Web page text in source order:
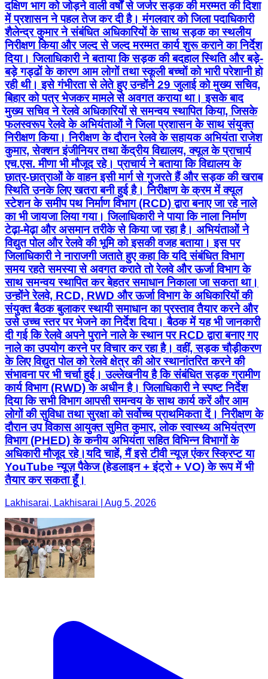
दक्षिण भाग को जोड़ने वाली वर्षों से जर्जर सड़क की मरम्मत की दिशा
में प्रशासन ने पहल तेज कर दी है। मंगलवार को जिला पदाधिकारी
शैलेन्द्र कुमार ने संबंधित अधिकारियों के साथ सड़क का स्थलीय
निरीक्षण किया और जल्द से जल्द मरम्मत कार्य शुरू कराने का निर्देश
दिया। जिलाधिकारी ने बताया कि सड़क की बदहाल स्थिति और बड़े-
बड़े गड्ढों के कारण आम लोगों तथा स्कूली बच्चों को भारी परेशानी हो
रही थी। इसे गंभीरता से लेते हुए उन्होंने 29 जुलाई को मुख्य सचिव,
बिहार को पत्र भेजकर मामले से अवगत कराया था। इसके बाद
मुख्य सचिव ने रेलवे अधिकारियों से समन्वय स्थापित किया, जिसके
फलस्वरूप रेलवे के अभियंताओं ने जिला प्रशासन के साथ संयुक्त
निरीक्षण किया। निरीक्षण के दौरान रेलवे के सहायक अभियंता राजेश
कुमार, सेक्शन इंजीनियर तथा केंद्रीय विद्यालय, क्यूल के प्राचार्य
एच.एस. मीणा भी मौजूद रहे। प्राचार्य ने बताया कि विद्यालय के
छात्र-छात्राओं के वाहन इसी मार्ग से गुजरते हैं और सड़क की खराब
स्थिति उनके लिए खतरा बनी हुई है। निरीक्षण के क्रम में क्यूल
स्टेशन के समीप पथ निर्माण विभाग (RCD) द्वारा बनाए जा रहे नाले
का भी जायजा लिया गया। जिलाधिकारी ने पाया कि नाला निर्माण
टेढ़ा-मेढ़ा और असमान तरीके से किया जा रहा है। अभियंताओं ने
विद्युत पोल और रेलवे की भूमि को इसकी वजह बताया। इस पर
जिलाधिकारी ने नाराजगी जताते हुए कहा कि यदि संबंधित विभाग
समय रहते समस्या से अवगत कराते तो रेलवे और ऊर्जा विभाग के
साथ समन्वय स्थापित कर बेहतर समाधान निकाला जा सकता था।
उन्होंने रेलवे, RCD, RWD और ऊर्जा विभाग के अधिकारियों की
संयुक्त बैठक बुलाकर स्थायी समाधान का प्रस्ताव तैयार करने और
उसे उच्च स्तर पर भेजने का निर्देश दिया। बैठक में यह भी जानकारी
दी गई कि रेलवे अपने पुराने नाले के स्थान पर RCD द्वारा बनाए गए
नाले का उपयोग करने पर विचार कर रहा है। वहीं, सड़क चौड़ीकरण
के लिए विद्युत पोल को रेलवे क्षेत्र की ओर स्थानांतरित करने की
संभावना पर भी चर्चा हुई। उल्लेखनीय है कि संबंधित सड़क ग्रामीण
कार्य विभाग (RWD) के अधीन है। जिलाधिकारी ने स्पष्ट निर्देश
दिया कि सभी विभाग आपसी समन्वय के साथ कार्य करें और आम
लोगों की सुविधा तथा सुरक्षा को सर्वोच्च प्राथमिकता दें। निरीक्षण के
दौरान उप विकास आयुक्त सुमित कुमार, लोक स्वास्थ्य अभियंत्रण
विभाग (PHED) के कनीय अभियंता सहित विभिन्न विभागों के
अधिकारी मौजूद रहे।यदि चाहें, मैं इसे टीवी न्यूज़ एंकर स्क्रिप्ट या
YouTube न्यूज़ पैकेज (हेडलाइन + इंट्रो + VO) के रूप में भी
तैयार कर सकता हूँ।
Lakhisarai, Lakhisarai | Aug 5, 2026